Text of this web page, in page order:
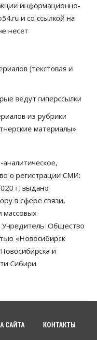
полторы тонны
выросли на 40%
области
тротуары:
работы на
в Новосибирске
информационно-
и со ссылкой на
несет
(текстовая и
ведут гиперссылки
из рубрики
материалы»
о регистрации СМИ:
г, выдано
в сфере связи,
массовых
Учредитель: Общество
«Новосибирск
и
Сибири.
САЙТА КОНТАКТЫ